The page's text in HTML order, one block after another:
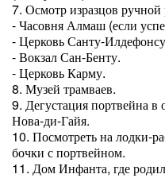
7. Осмотр изразцов
- Часовня Алмаш (если
- Церковь Санту-
- Вокзал Сан-Бенту.
- Церковь Карму.
8. Музей трамваев.
9. Дегустация портвейна
Нова-ди-Гайя.
10. Посмотреть на лодки-
бочки с портвейном.
11. Дом Инфанта, где